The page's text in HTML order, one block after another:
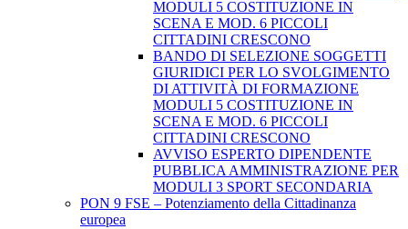
MODULI 5 COSTITUZIONE IN
SCENA E MOD. 6 PICCOLI
CITTADINI CRESCONO
BANDO DI SELEZIONE SOGGETTI
GIURIDICI PER LO SVOLGIMENTO
DI ATTIVITÀ DI FORMAZIONE
MODULI 5 COSTITUZIONE IN
SCENA E MOD. 6 PICCOLI
CITTADINI CRESCONO
AVVISO ESPERTO DIPENDENTE
PUBBLICA AMMINISTRAZIONE PER
MODULI 3 SPORT SECONDARIA
PON 9 FSE – Potenziamento della Cittadinanza
europea